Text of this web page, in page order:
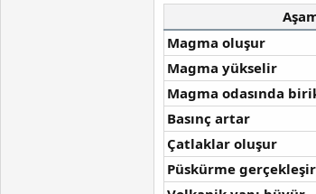
Magma oluşur
Magma yükselir
Magma odasında
Basınç artar
Çatlaklar oluşur
Püskürme gerçekleşir